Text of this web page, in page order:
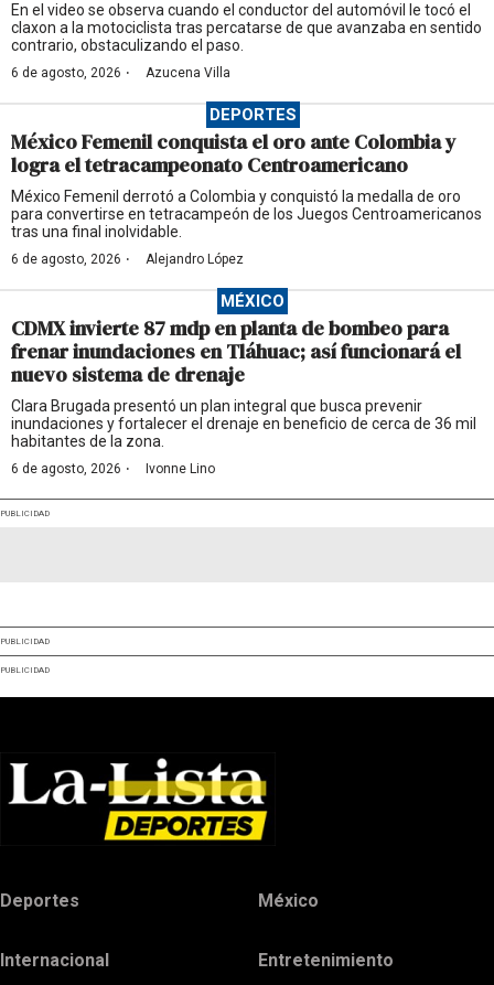
En el video se observa cuando el conductor del automóvil le tocó el
claxon a la motociclista tras percatarse de que avanzaba en sentido
contrario, obstaculizando el paso.
6 de agosto, 2026 · Azucena Villa
DEPORTES
México Femenil conquista el oro ante Colombia y
logra el tetracampeonato Centroamericano
México Femenil derrotó a Colombia y conquistó la medalla de oro
para convertirse en tetracampeón de los Juegos Centroamericanos
tras una final inolvidable.
6 de agosto, 2026 · Alejandro López
MÉXICO
CDMX invierte 87 mdp en planta de bombeo para
frenar inundaciones en Tláhuac; así funcionará el
nuevo sistema de drenaje
Clara Brugada presentó un plan integral que busca prevenir
inundaciones y fortalecer el drenaje en beneficio de cerca de 36 mil
habitantes de la zona.
6 de agosto, 2026 · Ivonne Lino
PUBLICIDAD
PUBLICIDAD
PUBLICIDAD
Deportes México
Internacional Entretenimiento